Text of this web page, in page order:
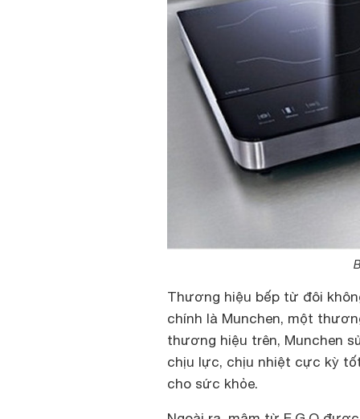
Thương hiệu bếp từ đôi
chính là Munchen, một
thương hiệu trên, Munchen
chịu lực, chịu nhiệt cực kỳ
cho sức khỏe.